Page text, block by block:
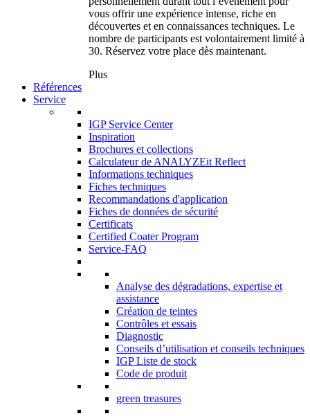
vous offrir une expérience intense, riche en
découvertes et en connaissances techniques. Le
nombre de participants est volontairement limité à
30. Réservez votre place dès maintenant.
Plus
Références
Service
IGP Service Center
Inspiration
Brochures et collections
Calculateur de ANALYZEit Reflect
Informations techniques
Fiches techniques
Recommandations d'application
Fiches de données de sécurité
Certificats
Certified Coater Program
Service-FAQ
Analyse des dégradations, expertise et
assistance
Création de teintes
Contrôles et essais
Diagnostic
Conseils d’utilisation et conseils techniques
IGP Liste de stock
Code de produit
green treasures